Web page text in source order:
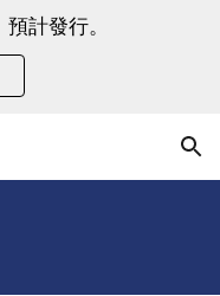
Skip to navigation
計發行。